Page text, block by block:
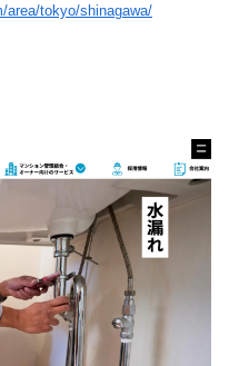
area/tokyo/shinagawa/